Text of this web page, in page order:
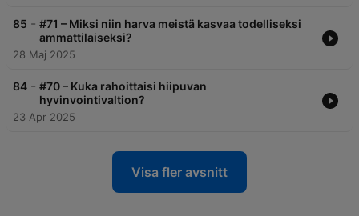
85 - #71 – Miksi niin harva meistä kasvaa todelliseksi
ammattilaiseksi?
28 Maj 2025
84 - #70 – Kuka rahoittaisi hiipuvan
hyvinvointivaltion?
23 Apr 2025
Visa fler avsnitt